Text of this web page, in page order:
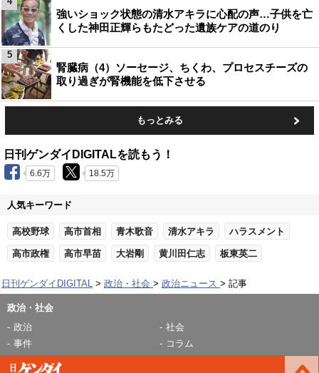
強いショック状態の清水アキラに心配の声…子供を亡
くした神田正輝らもたどった遺族ケアの道のり
腎臓病（4）ソーセージ、ちくわ、プロセスチーズの
取り過ぎが腎機能を低下させる
5
もっとみる
日刊ゲンダイDIGITALを読もう！
6.6万 18.5万
人気キーワード
高校野球 高市首相 青木歌音 清水アキラ ハラスメント
高市政権 高市早苗 大岩剛 黄川田仁志 板東英二
日刊ゲンダイDIGITAL 政治・社会 政治ニュース 記事
政治・社会
政治
社会
事件
コラム